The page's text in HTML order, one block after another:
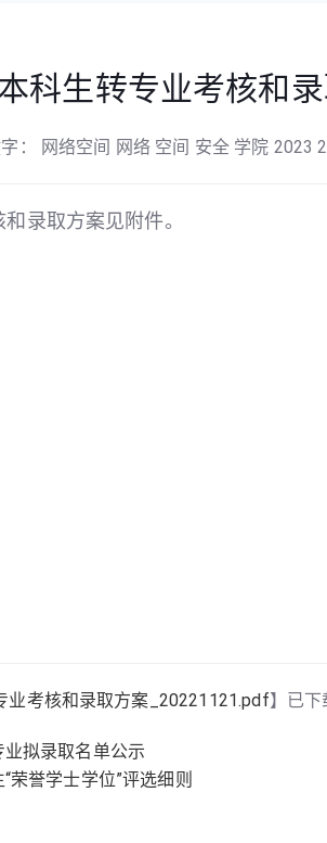
科生转专业考核和
： 网络空间 网络 空间 安全 学院 2023
录取方案见附件。
业考核和录取方案_20221121.pdf】已下
拟录取名单公示
荣誉学士学位”评选细则